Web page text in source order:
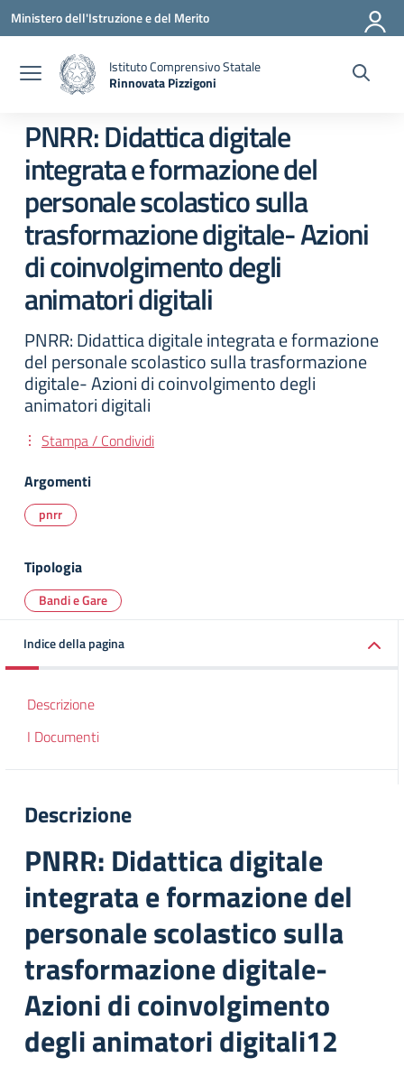
Vai ai contenuti
Vai al menu di navigazione
Vai al footer
Ministero dell'Istruzione e del Merito
Istituto Comprensivo Statale
Rinnovata Pizzigoni
PNRR: Didattica digitale
integrata e formazione del
personale scolastico sulla
trasformazione digitale- Azioni
di coinvolgimento degli
animatori digitali
PNRR: Didattica digitale integrata e formazione
del personale scolastico sulla trasformazione
digitale- Azioni di coinvolgimento degli
animatori digitali
Stampa / Condividi
Argomenti
pnrr
Tipologia
Bandi e Gare
Indice della pagina
Descrizione
I Documenti
Descrizione
PNRR: Didattica digitale
integrata e formazione del
personale scolastico sulla
trasformazione digitale-
Azioni di coinvolgimento
degli animatori digitali12